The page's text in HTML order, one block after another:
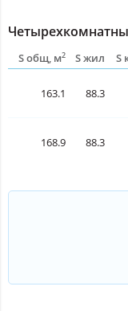
S общ, м2 S жил S
163.1 88.3
168.9 88.3